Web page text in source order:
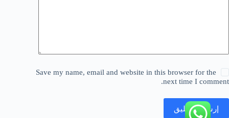
Save my name, email and website in this browser for the
next time I comment.
إرسال التعليق